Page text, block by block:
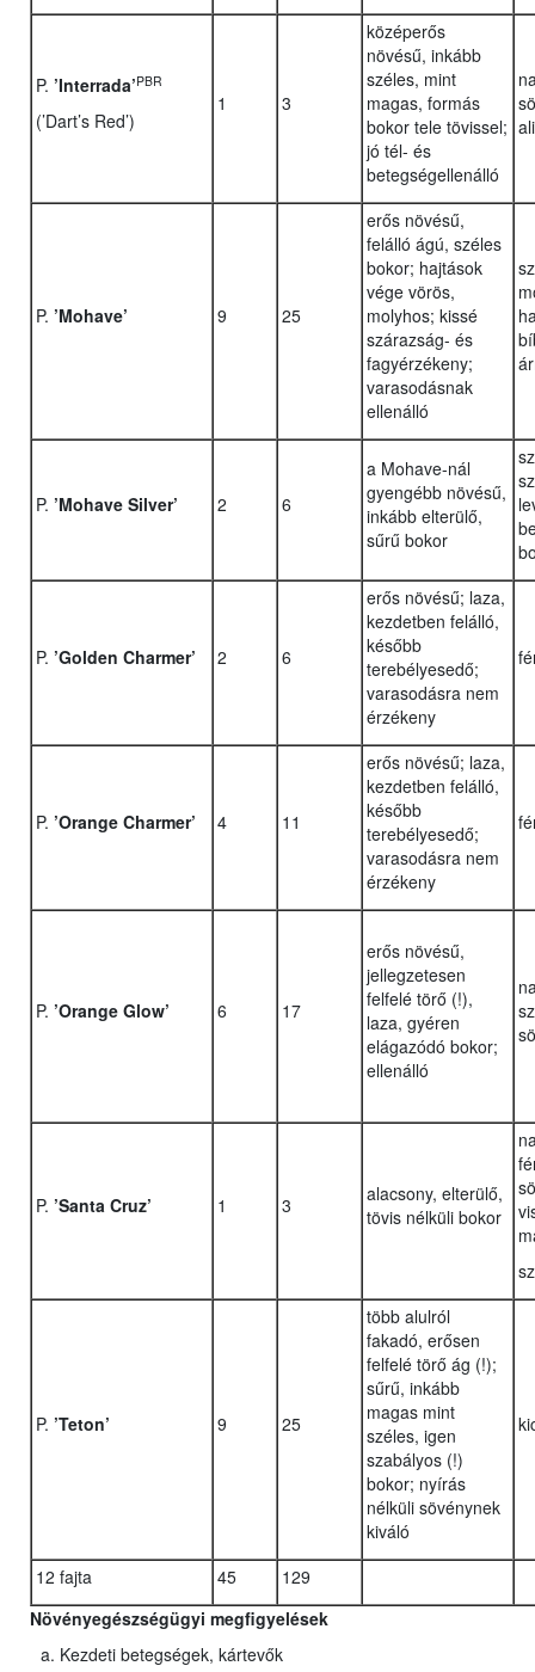
P. ’Interrada’PBR
(’Dart’s Red’)
1 3
középerős
növésű, inkább
széles, mint
magas, formás
bokor tele tövissel;
jó tél- és
betegségellenálló
P. ’Mohave’ 9 25
erős növésű,
felálló ágú, széles
bokor; hajtások
vége vörös,
molyhos; kissé
szárazság- és
fagyérzékeny;
varasodásnak
ellenálló
P. ’Mohave Silver’ 2 6
a Mohave-nál
gyengébb növésű,
inkább elterülő,
sűrű bokor
P. ’Golden Charmer’ 2 6
erős növésű; laza,
kezdetben felálló,
később
terebélyesedő;
varasodásra nem
érzékeny
P. ’Orange Charmer’ 4 11
erős növésű; laza,
kezdetben felálló,
később
terebélyesedő;
varasodásra nem
érzékeny
P. ’Orange Glow’ 6 17
erős növésű,
jellegzetesen
felfelé törő (!),
laza, gyéren
elágazódó bokor;
ellenálló
P. ’Santa Cruz’ 1 3
alacsony, elterülő,
tövis nélküli bokor
P. ’Teton’ 9 25
több alulról
fakadó, erősen
felfelé törő ág (!);
sűrű, inkább
magas mint
széles, igen
szabályos (!)
bokor; nyírás
nélküli sövénynek
kiváló
12 fajta 45
129
Növényegészségügyi megfigyelések
Kezdeti betegségek, kártevők